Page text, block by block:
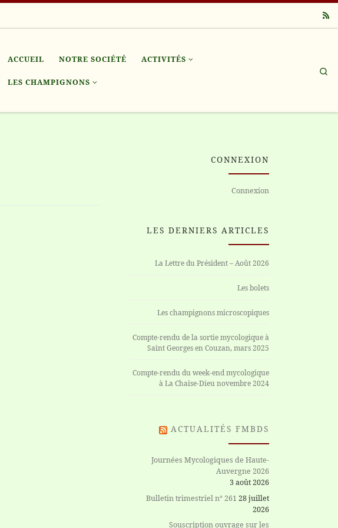
ACCUEIL NOTRE SOCIÉTÉ ACTIVITÉS
LES CHAMPIGNONS
CONNEXION
Connexion
LES DERNIERS ARTICLES
La Lettre du Président – Août 2026
Les bolets
Les champignons microscopiques
Compte-rendu de la sortie mycologique à
Saint Georges en Couzan, mars 2025
Compte-rendu du week-end mycologique
à La Chaise-Dieu novembre 2024
ACTUALITÉS FMBDS
Journées Mycologiques de Haute-
Auvergne 2026
3 août 2026
Bulletin trimestriel n° 261 28 juillet
2026
Souscription ouvrage sur les